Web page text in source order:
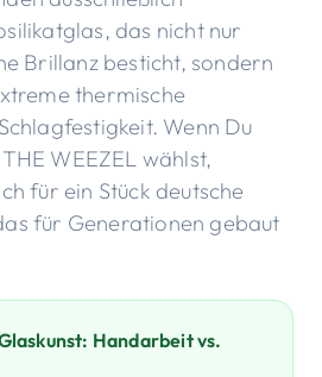
das nicht nur
Brillanz besticht, sondern
thermische
Wenn Du
WEEZEL wählst,
für ein Stück deutsche
für Generationen gebaut
Handarbeit vs.